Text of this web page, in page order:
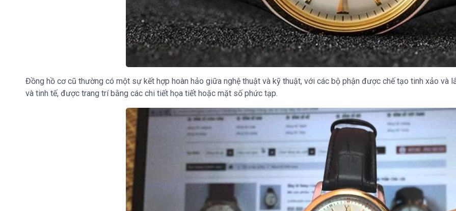
Đồng hồ cơ cũ thường có một sự kết hợp hoàn hảo giữa nghệ thuật và kỹ thuật, với các bộ phận được chế tạo tinh xảo và
và tinh tế, được trang trí bằng các chi tiết họa tiết hoặc mặt số phức tạp.